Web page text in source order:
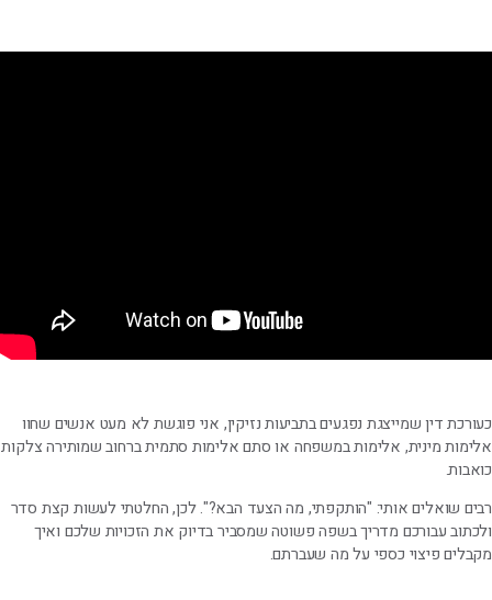
כעורכת דין שמייצגת נפגעים בתביעות נזיקין, אני פוגשת לא מעט אנשים שחוו
אלימות מינית, אלימות במשפחה או סתם אלימות סתמית ברחוב שמותירה צלקות
כואבות.
רבים שואלים אותי: "הותקפתי, מה הצעד הבא?". לכן, החלטתי לעשות קצת סדר
ולכתוב עבורכם מדריך בשפה פשוטה שמסביר בדיוק את הזכויות שלכם ואיך
מקבלים פיצוי כספי על מה שעברתם.